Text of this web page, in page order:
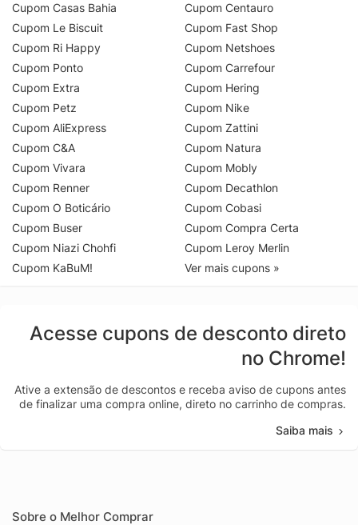
Cupom Casas Bahia
Cupom Le Biscuit
Cupom Ri Happy
Cupom Ponto
Cupom Extra
Cupom Petz
Cupom AliExpress
Cupom C&A
Cupom Vivara
Cupom Renner
Cupom O Boticário
Cupom Buser
Cupom Niazi Chohfi
Cupom KaBuM!
Cupom Centauro
Cupom Fast Shop
Cupom Netshoes
Cupom Carrefour
Cupom Hering
Cupom Nike
Cupom Zattini
Cupom Natura
Cupom Mobly
Cupom Decathlon
Cupom Cobasi
Cupom Compra Certa
Cupom Leroy Merlin
Ver mais cupons »
Acesse cupons de desconto direto
no Chrome!
Ative a extensão de descontos e receba aviso de cupons antes
de finalizar uma compra online, direto no carrinho de compras.
Saiba mais
Sobre o Melhor Comprar